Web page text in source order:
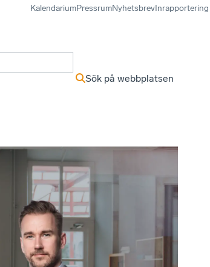
KalendariumPressrumNyhetsbrevInrapportering
Sök på webbplatsen